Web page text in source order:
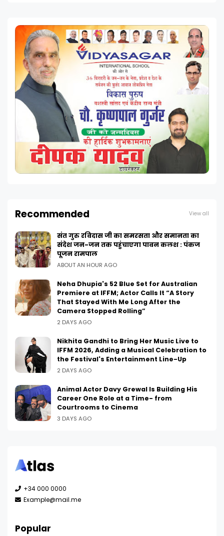
Recommended View all
संत गुरु रविदास जी का समरसता और समानता का
संदेश जन-जन तक पहुंचाएगा पावन कलश : पंकज
पूजन रामपाल
ABOUT AN HOUR AGO
Neha Dhupia's 52 Blue Set for Australian
Premiere at IFFM; Actor Calls It “A Story
That Stayed With Me Long After the
Camera Stopped Rolling”
2 DAYS AGO
Nikhita Gandhi to Bring Her Music Live to
IFFM 2026, Adding a Musical Celebration to
the Festival's Entertainment Line-Up
2 DAYS AGO
Animal Actor Davy Grewal Is Building His
Career One Role at a Time- from
Courtrooms to Cinema
3 DAYS AGO
+34 000 0000
Example@mail.me
Popular